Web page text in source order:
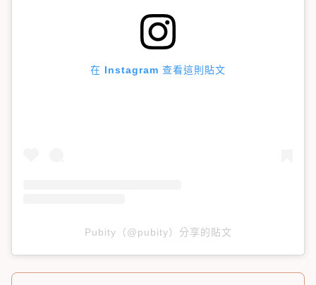
在 Instagram 查看這則貼文
Pubity（@pubity）分享的貼文